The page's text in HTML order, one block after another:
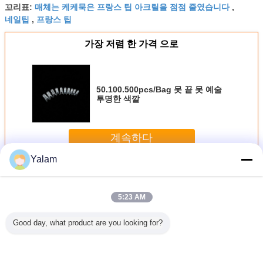
꼬리표: 매체는 케케묵은 프랑스 팁 아크릴을 점점 줄였습니다,
네일팁 , 프랑스 팁
가장 저렴 한 가격 으로
50.100.500pcs/Bag 못 끝 못 예술
투명한 색깔
계속하다
더 많은 것
Yalam
5:23 AM
Good day, what product are you looking for?